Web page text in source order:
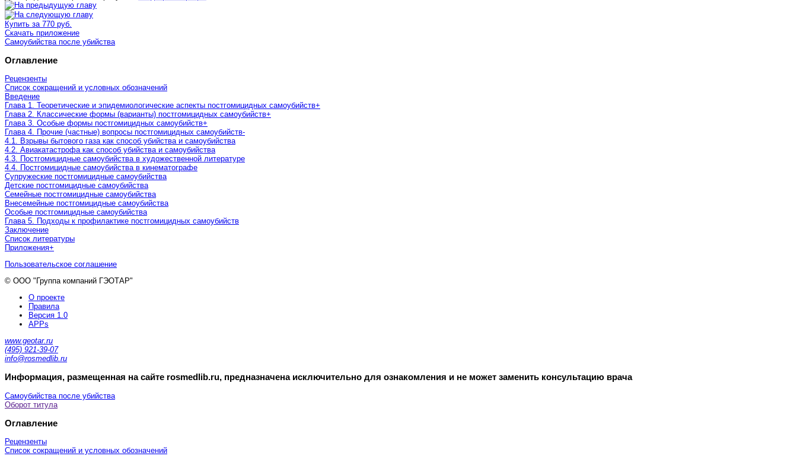
Купить за 770 руб.
Скачать приложение
Самоубийства после убийства
Оглавление
Рецензенты
Список сокращений и условных обозначений
Введение
Глава 1. Теоретические и эпидемиологические аспекты постгомицидных самоубийств+
Глава 2. Классические формы (варианты) постгомицидных самоубийств+
Глава 3. Особые формы постгомицидных самоубийств+
Глава 4. Прочие (частные) вопросы постгомицидных самоубийств-
4.1. Взрывы бытового газа как способ убийства и самоубийства
4.2. Авиакатастрофа как способ убийства и самоубийства
4.3. Постгомицидные самоубийства в художественной литературе
4.4. Постгомицидные самоубийства в кинематографе
Супружеские постгомицидные самоубийства
Детские постгомицидные самоубийства
Семейные постгомицидные самоубийства
Внесемейные постгомицидные самоубийства
Особые постгомицидные самоубийства
Глава 5. Подходы к профилактике постгомицидных самоубийств
Заключение
Список литературы
Приложения+
Пользовательское соглашение
© ООО "Группа компаний ГЭОТАР"
О проекте
Правила
Версия 1.0
APPs
www.geotar.ru
(495) 921-39-07
info@rosmedlib.ru
Информация, размещенная на сайте rosmedlib.ru, предназначена исключительно для ознакомления и не может заменить консультацию врача
Самоубийства после убийства
Оборот титула
Оглавление
Рецензенты
Список сокращений и условных обозначений